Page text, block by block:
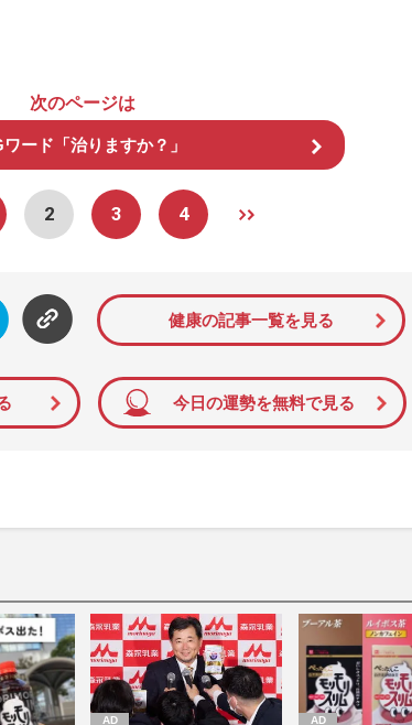
次のページは
ワード「治りますか？」
2 3 4
健康の記事一覧を見る
今日の運勢を無料で見る